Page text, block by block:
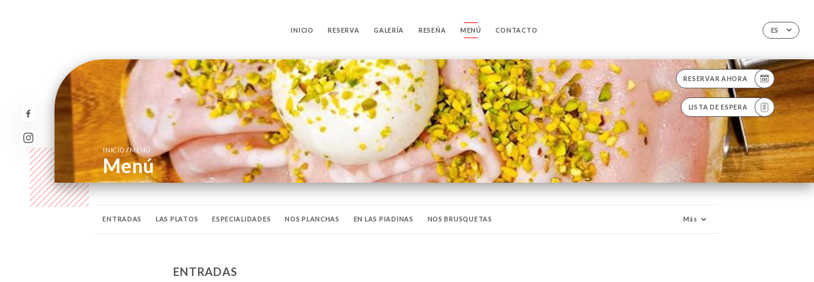
ES
INICIO RESERVA GALERÍA RESEÑA MENÚ CONTACTO
RESERVAR AHORA
LISTA DE ESPERA
INICIO/MENÚ
Menú
ENTRADAS LAS PLATOS ESPECIALIDADES NOS PLANCHAS EN LAS PIADINAS NOS BRUSQUETAS
CÓCTELES VINOS
Más
ENTRADAS